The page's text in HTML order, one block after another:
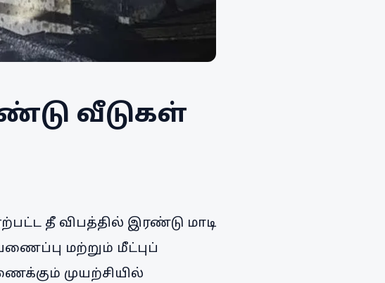
வீடுகள்
தீ விபத்தில் இரண்டு மாடி
மற்றும் மீட்புப்
முயற்சியில்